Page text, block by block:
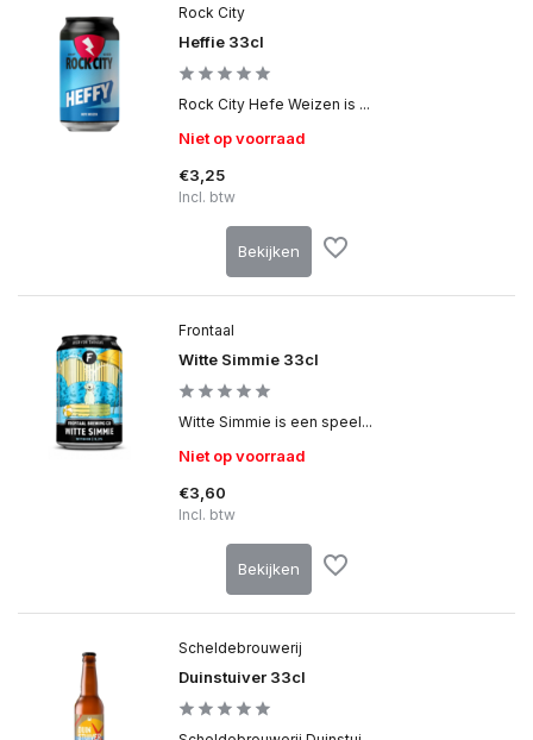
Rock City
Heffie 33cl
Rock City Hefe Weizen is ...
Niet op voorraad
€3,25
Incl. btw
Bekijken
Frontaal
Witte Simmie 33cl
Witte Simmie is een speel...
Niet op voorraad
€3,60
Incl. btw
Bekijken
Scheldebrouwerij
Duinstuiver 33cl